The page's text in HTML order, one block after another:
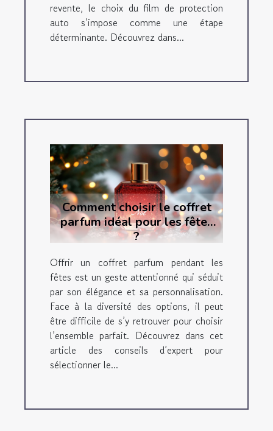
revente, le choix du film de protection
auto s’impose comme une étape
déterminante. Découvrez dans...
Comment choisir le coffret
parfum idéal pour les fêtes
?
Offrir un coffret parfum pendant les
fêtes est un geste attentionné qui séduit
par son élégance et sa personnalisation.
Face à la diversité des options, il peut
être difficile de s’y retrouver pour choisir
l’ensemble parfait. Découvrez dans cet
article des conseils d’expert pour
sélectionner le...